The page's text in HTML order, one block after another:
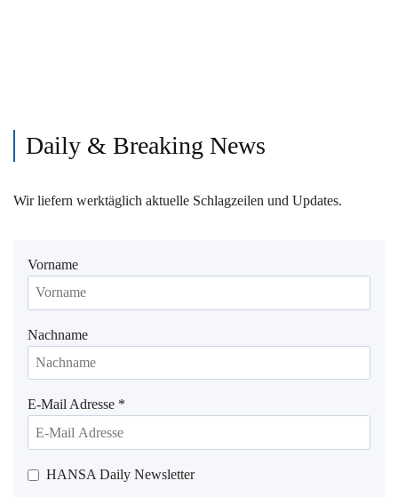
Daily & Breaking News
Wir liefern werktäglich aktuelle Schlagzeilen und Updates.
Vorname
Nachname
E-Mail Adresse *
HANSA Daily Newsletter